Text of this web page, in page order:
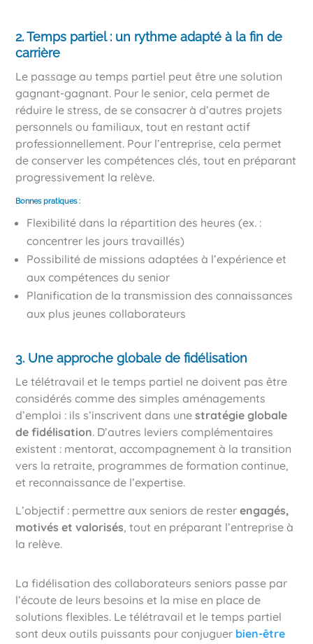
2. Temps partiel : un rythme adapté à la fin de
carrière
Le passage au temps partiel peut être une solution
gagnant-gagnant. Pour le senior, cela permet de
réduire le stress, de se consacrer à d’autres projets
personnels ou familiaux, tout en restant actif
professionnellement. Pour l’entreprise, cela permet
de conserver les compétences clés, tout en préparant
progressivement la relève.
Bonnes pratiques :
Flexibilité dans la répartition des heures (ex. :
concentrer les jours travaillés)
Possibilité de missions adaptées à l’expérience et
aux compétences du senior
Planification de la transmission des connaissances
aux plus jeunes collaborateurs
3. Une approche globale de fidélisation
Le télétravail et le temps partiel ne doivent pas être
considérés comme des simples aménagements
d’emploi : ils s’inscrivent dans unestratégie globale
de fidélisation. D’autres leviers complémentaires
existent : mentorat, accompagnement à la transition
vers la retraite, programmes de formation continue,
et reconnaissance de l’expertise.
L’objectif : permettre aux seniors de resterengagés,
motivés et valorisés, tout en préparant l’entreprise à
la relève.
La fidélisation des collaborateurs seniors passe par
l’écoute de leurs besoins et la mise en place de
solutions flexibles. Le télétravail et le temps partiel
sont deux outils puissants pour conjuguer bien-être